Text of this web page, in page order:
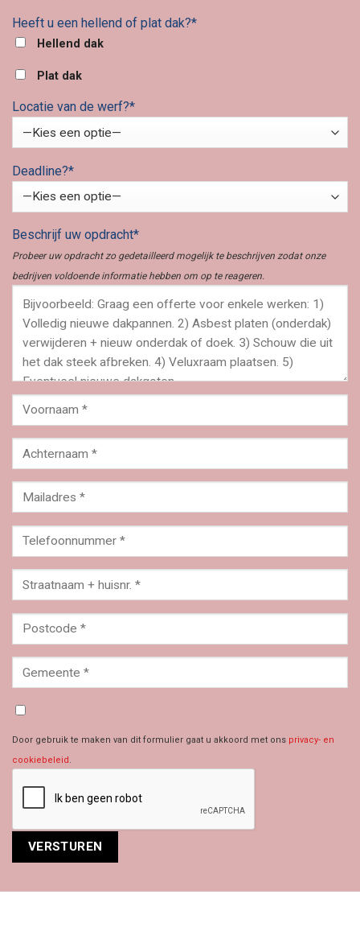
Heeft u een hellend of plat dak?*
Hellend dak
Plat dak
Locatie van de werf?*
Deadline?*
Beschrijf uw opdracht*
Probeer uw opdracht zo gedetailleerd mogelijk te beschrijven zodat onze
bedrijven voldoende informatie hebben om op te reageren.
Door gebruik te maken van dit formulier gaat u akkoord met ons privacy- en
cookiebeleid